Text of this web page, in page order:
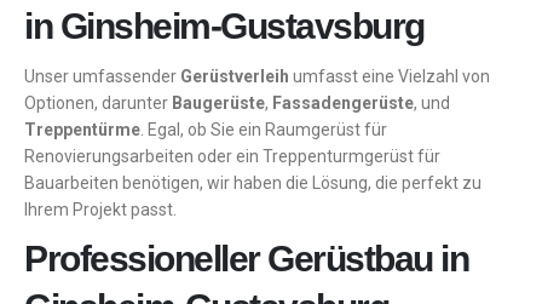
in Ginsheim-Gustavsburg
Unser umfassender Gerüstverleih umfasst eine Vielzahl von
Optionen, darunter Baugerüste, Fassadengerüste, und
Treppentürme . Egal, ob Sie ein Raumgerüst für
Renovierungsarbeiten oder ein Treppenturmgerüst für
Bauarbeiten benötigen, wir haben die Lösung, die perfekt zu
Ihrem Projekt passt.
Professioneller Gerüstbau in